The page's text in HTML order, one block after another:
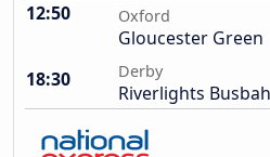
12:50 Oxford
Gloucester Green
18:30
Derby
Riverlights